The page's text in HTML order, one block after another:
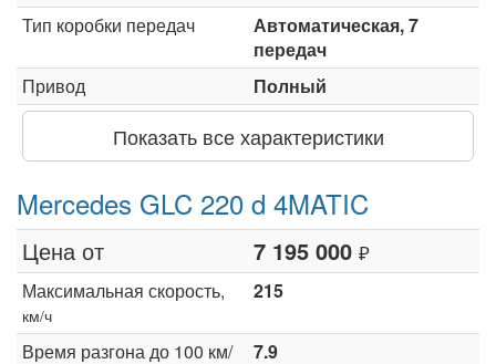
Тип коробки передач
Автоматическая, 7
передач
Привод
Полный
Показать все характеристики
Mercedes GLC 220 d 4MATIC
Цена от 7 195 000 ₽
Максимальная скорость,
км/ч
215
Время разгона до 100 км/
7.9